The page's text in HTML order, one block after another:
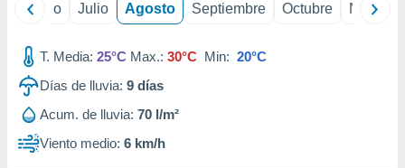
Junio Julio Agosto Septiembre Octubre
T. Media: 25°C Max.: 30°C Min: 20°C
Días de lluvia: 9 días
Acum. de lluvia: 70 l/m²
Viento medio: 6 km/h